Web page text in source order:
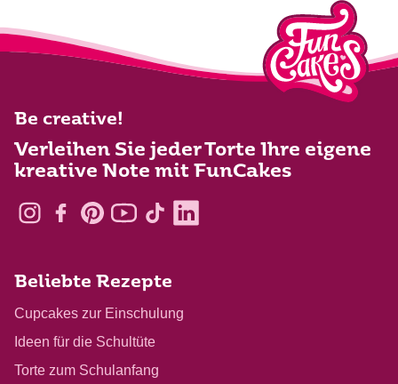
Be creative!
Verleihen Sie jeder Torte Ihre eigene
kreative Note mit FunCakes
Beliebte Rezepte
Cupcakes zur Einschulung
Ideen für die Schultüte
Torte zum Schulanfang